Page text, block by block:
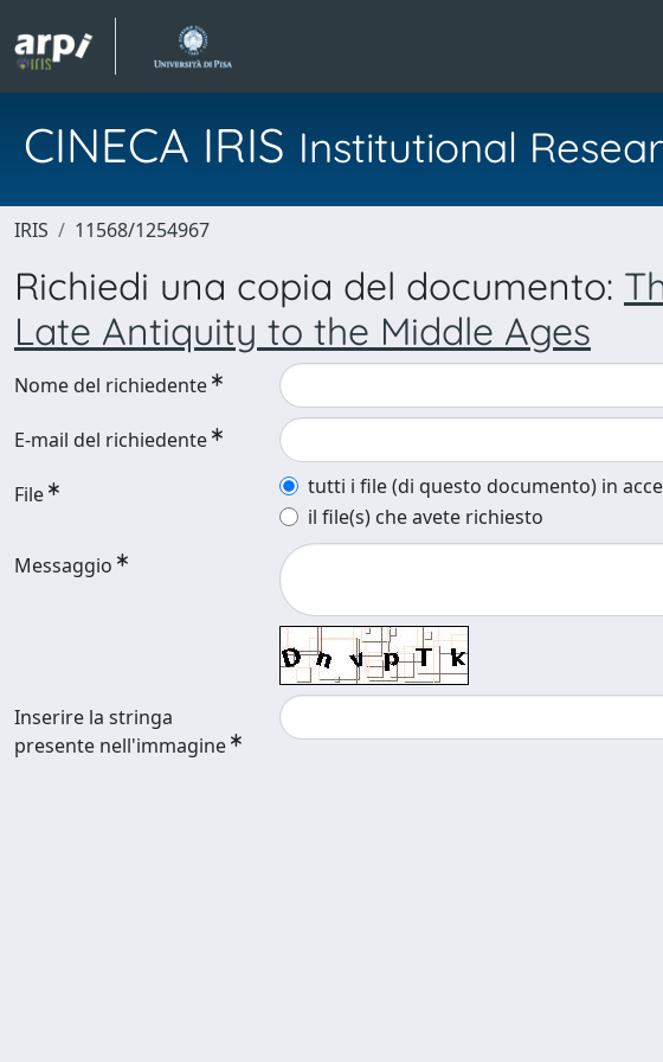
CINECA IRIS Institutional
IRIS 11568/1254967
Richiedi una copia del documento:
Late Antiquity to the Middle Ages
Nome del richiedente
E-mail del richiedente
File
tutti i file (di questo documento) in
il file(s) che avete richiesto
Messaggio
Inserire la stringa
presente nell'immagine